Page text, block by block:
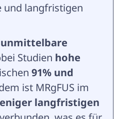
und langfristigen
unmittelbare
Studien hohe
91% und
ist MRgFUS im
langfristigen